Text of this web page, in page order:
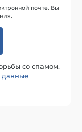
почте. Вы
со спамом.
данные